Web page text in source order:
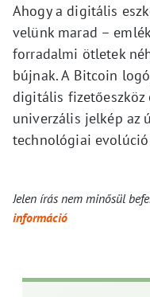
Ahogy a digitális
velünk marad –
forradalmi ötletek
bújnak. A Bitcoin
digitális fizetőeszköz
univerzális jelkép az
technológiai evolúció
Jelen írás nem minősül
információ